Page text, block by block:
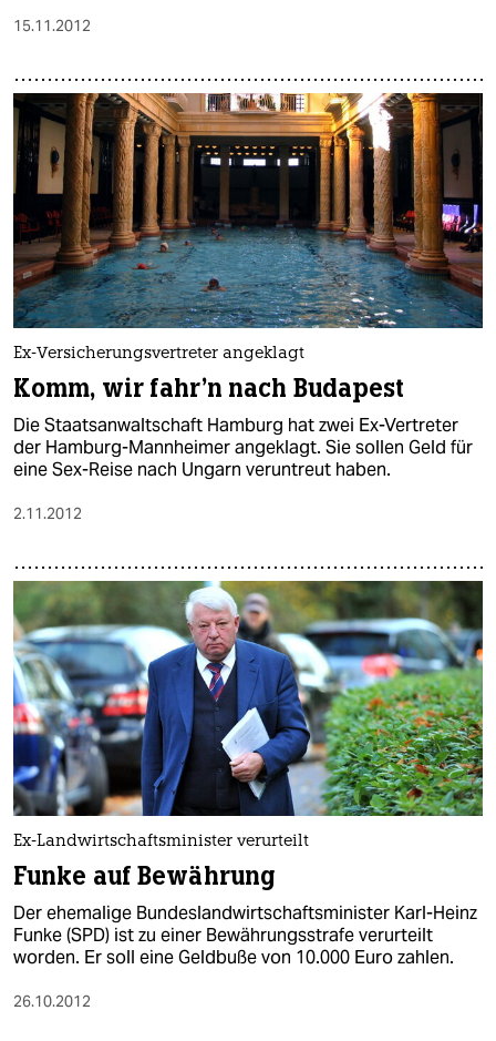
15.11.2012
Ex-Versicherungsvertreter angeklagt
Komm, wir fahr'n nach Budapest
Die Staatsanwaltschaft Hamburg hat zwei Ex-Vertreter
der Hamburg-Mannheimer angeklagt. Sie sollen Geld für
eine Sex-Reise nach Ungarn veruntreut haben.
2.11.2012
Ex-Landwirtschaftsminister verurteilt
Funke auf Bewährung
Der ehemalige Bundeslandwirtschaftsminister Karl-Heinz
Funke (SPD) ist zu einer Bewährungsstrafe verurteilt
worden. Er soll eine Geldbuße von 10.000 Euro zahlen.
26.10.2012